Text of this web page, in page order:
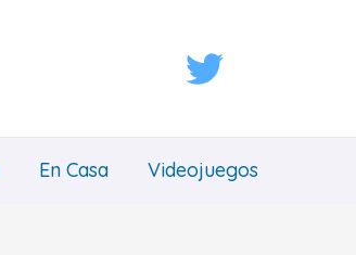
En Casa Videojuegos